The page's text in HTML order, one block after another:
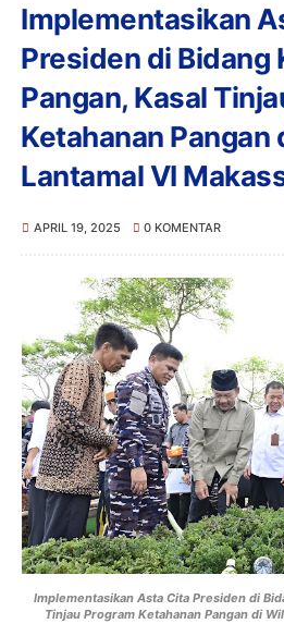
Implementasikan
Presiden di Bidang
Pangan, Kasal
Ketahanan Pangan
Lantamal VI
APRIL 19, 2025 0 KOMENTAR
Implementasikan Asta Cita Presiden di
Tinjau Program Ketahanan Pangan di